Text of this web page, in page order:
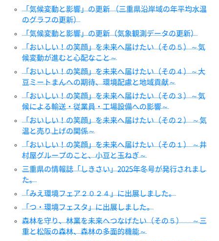
「気候変動と影響」の更新 （三重県沿岸域の年平均水温
のグラフの更新）
「気候変動と影響」の更新（気象観測データの更新）
「おいしい！の笑顔」を未来へ届けたい（その５）～気
候変動が進むと心配なこと～
「おいしい！の笑顔」を未来へ届けたい（その４）～大
豆ミートまんへの期待、環境配慮と地域貢献～
「おいしい！の笑顔」を未来へ届けたい（その３）～気
候による輸送・従業員・工場設備への影響～
「おいしい！の笑顔」を未来へ届けたい（その２） ～気
温と売り上げの関係～
「おいしい！の笑顔」を未来へ届けたい（その１） ～井
村屋グループのこと、小豆と玉ねぎ～
三重県の情報誌「しきさい」2025年冬号が発行されまし
た。
「みえ環境フェア２０２４」に出展しました。
「つ・環境フェスタ」に出展しました。
森林を守り、林業を未来へつなげたい（その５） ～三
重と松阪の森林、森林の多面的機能～